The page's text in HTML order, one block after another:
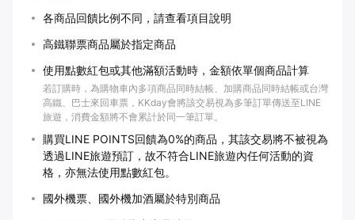
各商品回饋比例不同，請查看項目說明
高鐵聯票商品屬於指定商品
使用點數紅包或其他滿額活動時，金額依單個商品計算
若訂購時，為購物車內多項商品同時結帳、加購商品同時結帳或台灣
高鐵、巴士來回車票，KKday會將該交易視為多筆訂單傳送至LINE
旅遊，消費金額將不會累計於同一筆訂單。
購買LINE POINTS回饋為0%的商品，其該交易將不被視為
透過LINE旅遊預訂，故不符合LINE旅遊內任何活動的資
格，亦無法使用點數紅包。
國外機票、國外機加酒屬於特別商品